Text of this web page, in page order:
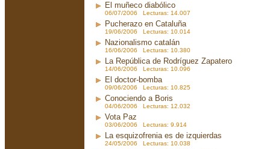
El muñeco diabólico
06/07/2006 Lecturas: 14.007
Pucherazo en Cataluña
19/06/2006 Lecturas: 10.014
Nazionalismo catalán
16/06/2006 Lecturas: 10.380
La República de Rodríguez Zapatero
14/06/2006 Lecturas: 10.096
El doctor-bomba
09/06/2006 Lecturas: 10.825
Conociendo a Boris
04/06/2006 Lecturas: 12.032
Vota Paz
03/06/2006 Lecturas: 9.914
La esquizofrenia es de izquierdas
24/05/2006 Lecturas: 10.038